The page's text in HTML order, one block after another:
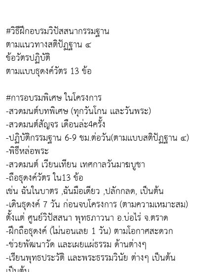
#วิธีฝึกอบรมวิปัสสนากรรมฐาน
ตามเเนวทางสติปัฏฐาน ๔
ข้อวัตรปฏิบัติ
ตามเเบบธุดงค์วัตร 13 ข้อ
#การอบรมพิเศษ ในโครงการ
-สวดมนต์บทพิเศษ (ทุกวันโกน เเละวันพระ)
-สวดมนต์สัญจร เดือนล่ะ4ครั้ง
-ปฏิบัติกรรมฐาน 6-9 ชม.ต่อวัน(ตามเเบบสติปัฏฐาน ๔)
-พิธีหล่อพระ
-สวดมนต์ เวียนเทียน เทศกาลวันมาฆบูชา
-ถือธุดงค์วัตร ใน13 ข้อ
เช่น ฉันในบาตร ,ฉันมือเดียว ,ปลักกลด, เป็นต้น
-เดินธุดงค์ 7 วัน ก่อนจบโครงการ (ตามความเหมาะสม)
ตั้งเเต่ ศูนย์วิปัสสนา พุทธภาวนา อ.บ่อไร่ จ.ตราด
-ฝึกถือธุดงค์ (ไม่นอนเลย 1 วัน) ตามโอกาศสะดวก
-ช่วยพัฒนาวัด เเละเผยเเผ่ธรรม ด้านต่างๆ
-เรียนพุทธประวัติ เเละพระธรรมวินัย ต่างๆ เป็นต้น